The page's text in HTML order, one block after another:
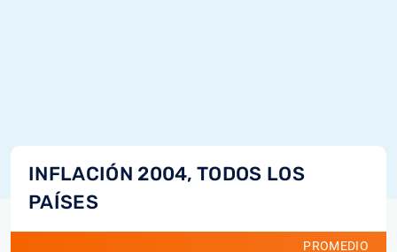
INFLACIÓN 2004, TODOS LOS
PAÍSES
PROMEDIO